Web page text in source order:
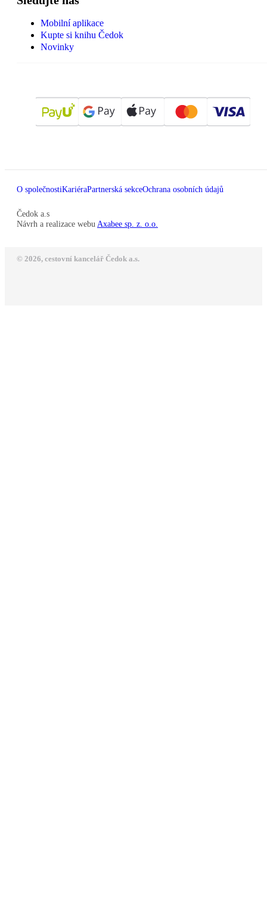
Mobilní aplikace
Kupte si knihu Čedok
Novinky
O společnostiKariéraPartnerská sekceOchrana osobních údajů
Čedok a.s
Návrh a realizace webu Axabee sp. z. o.o.
© 2026, cestovní kancelář Čedok a.s.